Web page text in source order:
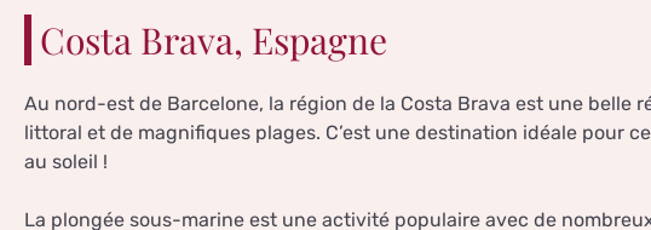
Costa Brava, Espagne
Au nord-est de Barcelone, la région de la Costa Brava est une belle
littoral et de magnifiques plages. C’est une destination idéale pour
au soleil !
La plongée sous-marine est une activité populaire avec de